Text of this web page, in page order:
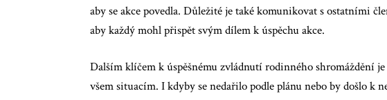
aby se akce povedla. Důležité je také komunikovat s ostatními
aby každý mohl přispět svým dílem k úspěchu akce.
Dalším klíčem k úspěšnému zvládnutí rodinného shromáždění
všem situacím. I kdyby se nedařilo podle plánu nebo by došlo k